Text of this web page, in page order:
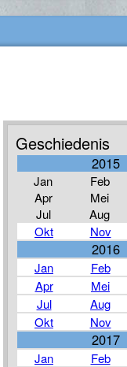
Geschiedenis
2015
Jan Feb
Apr
Mei
Jul
Aug
Okt
Nov
2016
Jan Feb
Apr
Mei
Jul
Aug
Okt
Nov
2017
Jan Feb